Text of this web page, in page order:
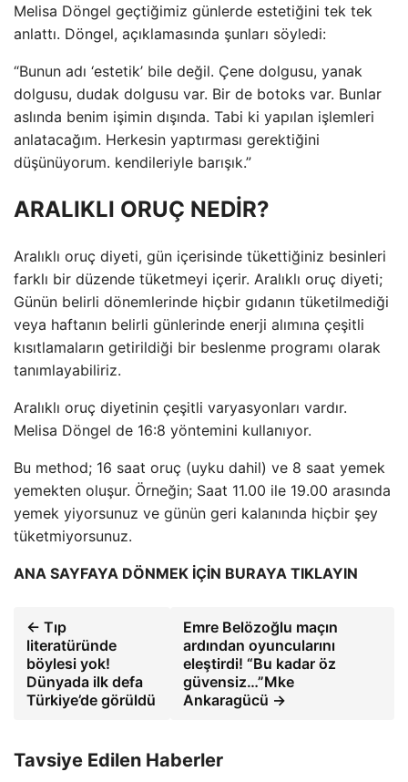
Melisa Döngel geçtiğimiz günlerde estetiğini tek tek
anlattı. Döngel, açıklamasında şunları söyledi:
“Bunun adı ‘estetik’ bile değil. Çene dolgusu, yanak
dolgusu, dudak dolgusu var. Bir de botoks var. Bunlar
aslında benim işimin dışında. Tabi ki yapılan işlemleri
anlatacağım. Herkesin yaptırması gerektiğini
düşünüyorum. kendileriyle barışık.”
ARALIKLI ORUÇ NEDİR?
Aralıklı oruç diyeti, gün içerisinde tükettiğiniz besinleri
farklı bir düzende tüketmeyi içerir. Aralıklı oruç diyeti;
Günün belirli dönemlerinde hiçbir gıdanın tüketilmediği
veya haftanın belirli günlerinde enerji alımına çeşitli
kısıtlamaların getirildiği bir beslenme programı olarak
tanımlayabiliriz.
Aralıklı oruç diyetinin çeşitli varyasyonları vardır.
Melisa Döngel de 16:8 yöntemini kullanıyor.
Bu method; 16 saat oruç (uyku dahil) ve 8 saat yemek
yemekten oluşur. Örneğin; Saat 11.00 ile 19.00 arasında
yemek yiyorsunuz ve günün geri kalanında hiçbir şey
tüketmiyorsunuz.
ANA SAYFAYA DÖNMEK İÇİN BURAYA TIKLAYIN
← Tıp
literatüründe
böylesi yok!
Dünyada ilk defa
Türkiye’de görüldü
Emre Belözoğlu maçın
ardından oyuncularını
eleştirdi! “Bu kadar öz
güvensiz…”Mke
Ankaragücü →
Tavsiye Edilen Haberler